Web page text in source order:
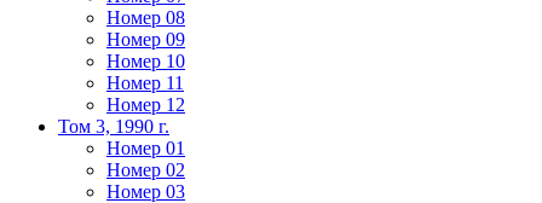
Номер 08
Номер 09
Номер 10
Номер 11
Номер 12
Том 3, 1990 г.
Номер 01
Номер 02
Номер 03